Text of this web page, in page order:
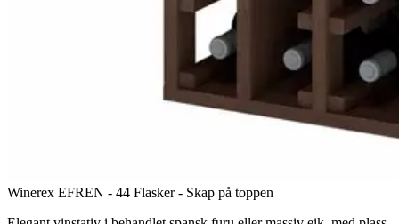
Winerex EFREN - 44 Flasker - Skap på toppen